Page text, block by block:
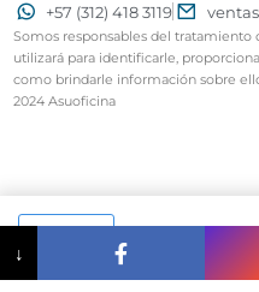
+57 (312) 418 3119
Somos responsables del tratamiento
utilizará para identificarle,
como brindarle información sobre
2024 Asuoficina
↓